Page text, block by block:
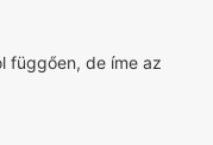
függően, de íme az